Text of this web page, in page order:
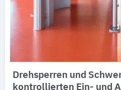
Drehsperren und
kontrollierten Ein- und